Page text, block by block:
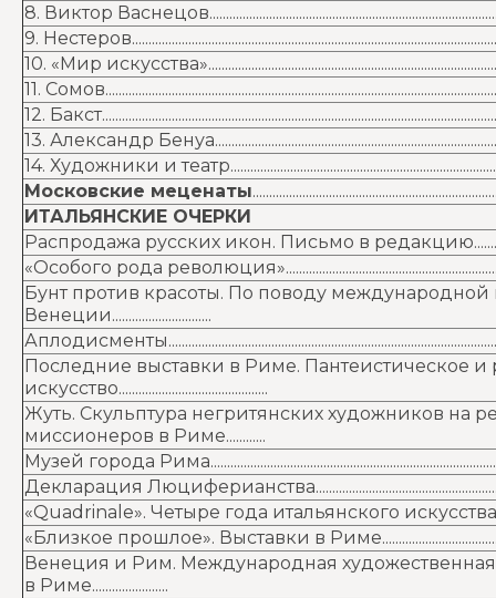
8. Виктор
9.
10. «Мир
11.
12.
13. Александр
14. Художники и
Московские меценаты
ИТАЛЬЯНСКИЕ ОЧЕРКИ
Распродажа русских икон. Письмо в
«Особого рода
Бунт против красоты. По поводу международной
Венеции..............................
Последние выставки в Риме. Пантеистическое и
искусство.............................................
Жуть. Скульптура негритянских художников на
миссионеров в Риме............
Музей города
Декларация
«Quadrinale». Четыре года итальянского
«Близкое прошлое». Выставки в
Венеция и Рим. Международная
в Риме.......................